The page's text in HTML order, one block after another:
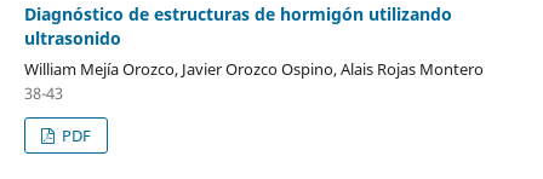
Diagnóstico de estructuras de hormigón utilizando
ultrasonido
William Mejía Orozco, Javier Orozco Ospino, Alais Rojas Montero
38-43
PDF